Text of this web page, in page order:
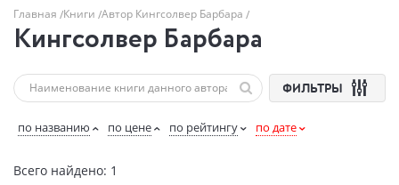
Главная Книги Автор Кингсолвер Барбара
Кингсолвер Барбара
ФИЛЬТРЫ
по названию по цене по рейтингу по дате
Всего найдено: 1